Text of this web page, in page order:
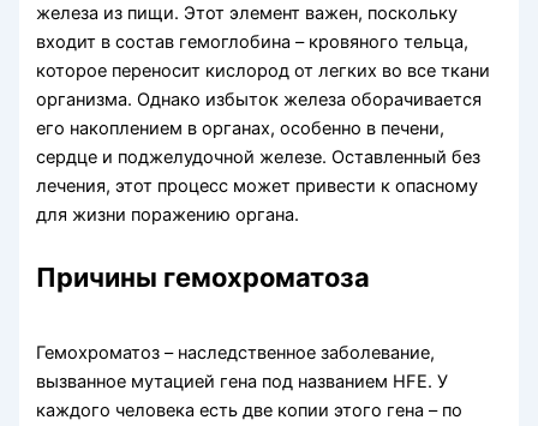
железа из пищи. Этот элемент важен, поскольку
входит в состав гемоглобина – кровяного тельца,
которое переносит кислород от легких во все ткани
организма. Однако избыток железа оборачивается
его накоплением в органах, особенно в печени,
сердце и поджелудочной железе. Оставленный без
лечения, этот процесс может привести к опасному
для жизни поражению органа.
Причины гемохроматоза
Гемохроматоз – наследственное заболевание,
вызванное мутацией гена под названием HFE. У
каждого человека есть две копии этого гена – по